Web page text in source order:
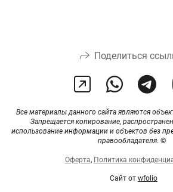
Поделиться
Все материалы данного сайта являются
Запрещается копирование,
использование информации и объектов без
правообладателя. ©
Оферта, Политика
Сайт от wfolio